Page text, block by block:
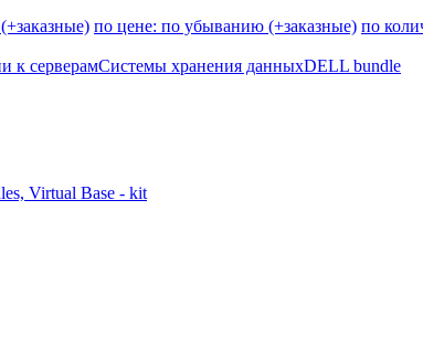
по цене: по убыванию (+заказные) по
к серверамСистемы хранения данныхDELL bundle
Virtual Base - kit